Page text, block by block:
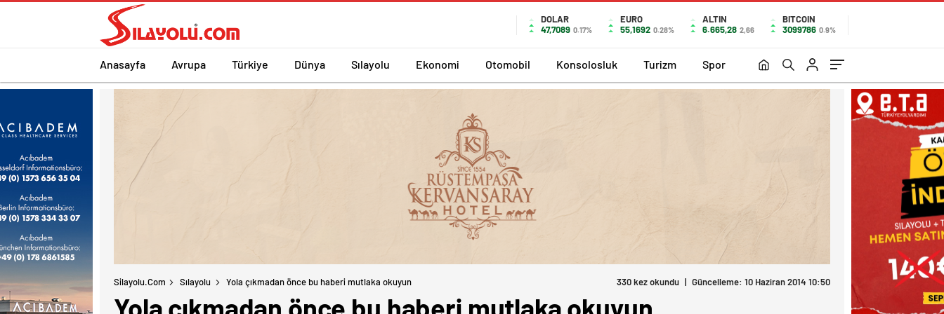
DOLAR
47,7089 0.17%
EURO
55,1692 0.28%
ALTIN
6.665,28 2,66
BITCOIN
3099786 0.9%
Anasayfa Avrupa Türkiye Dünya Sılayolu Ekonomi Otomobil Konsolosluk Turizm Spor
Silayolu.com Sılayolu Yola çıkmadan önce bu haberi mutlaka okuyun 330 kez okundu | Güncelleme: 10 Haziran 2014 10:50